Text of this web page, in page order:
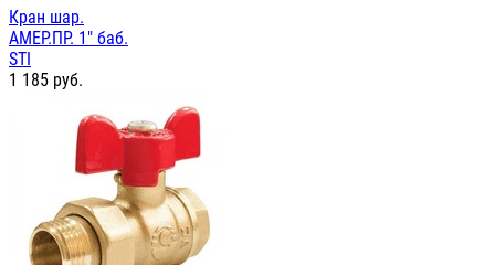
Кран шар.
АМЕР.ПР. 1" баб.
STI
1 185 руб.